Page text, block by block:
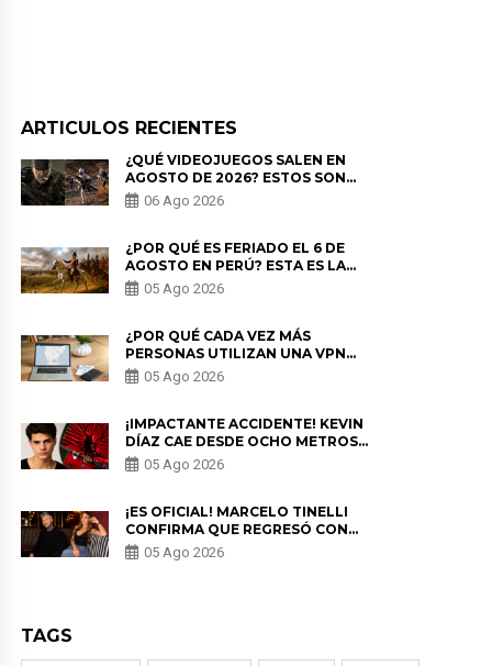
ARTICULOS RECIENTES
¿QUÉ VIDEOJUEGOS SALEN EN
AGOSTO DE 2026? ESTOS SON
LOS ESTRENOS MÁS ESPERADOS
06 Ago 2026
¿POR QUÉ ES FERIADO EL 6 DE
AGOSTO EN PERÚ? ESTA ES LA
HISTORIA
05 Ago 2026
¿POR QUÉ CADA VEZ MÁS
PERSONAS UTILIZAN UNA VPN
PARA PROTEGER SU
PRIVACIDAD?
05 Ago 2026
¡IMPACTANTE ACCIDENTE! KEVIN
DÍAZ CAE DESDE OCHO METROS
EN “ESTO ES GUERRA” Y GENERA
PREOCUPACIÓN
05 Ago 2026
¡ES OFICIAL! MARCELO TINELLI
CONFIRMA QUE REGRESÓ CON
MILETT FIGUEROA: “EL AMOR
PUDO MÁS”
05 Ago 2026
TAGS